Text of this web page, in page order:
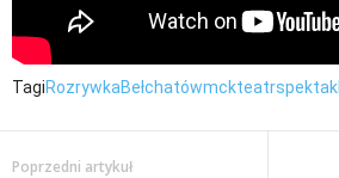
TagiRozrywkaBełchatówmckteatrspektakl
Poprzedni artykuł